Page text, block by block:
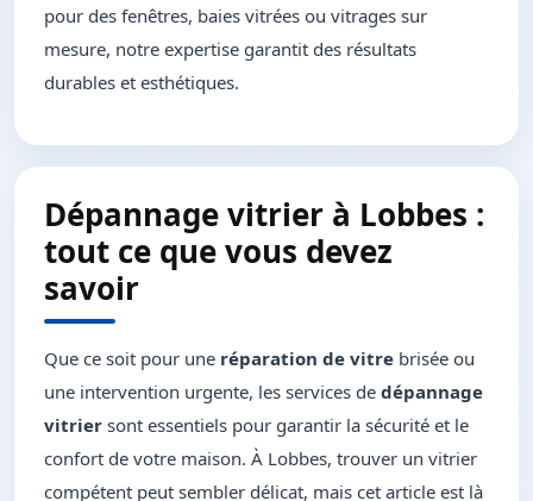
pour des fenêtres, baies vitrées ou vitrages sur
mesure, notre expertise garantit des résultats
durables et esthétiques.
Dépannage vitrier à Lobbes :
tout ce que vous devez
savoir
Que ce soit pour une réparation de vitre brisée ou
une intervention urgente, les services de dépannage
vitrier sont essentiels pour garantir la sécurité et le
confort de votre maison. À Lobbes, trouver un vitrier
compétent peut sembler délicat, mais cet article est là